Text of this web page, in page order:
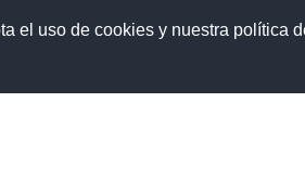
el uso de cookies y nuestra política
Español -